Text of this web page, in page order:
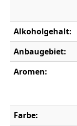
Alkoholgehalt:
Anbaugebiet:
Aromen:
Farbe: